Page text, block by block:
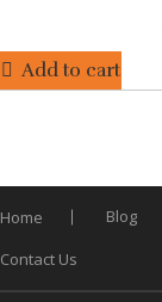
Add to cart
Home Blog
Contact Us